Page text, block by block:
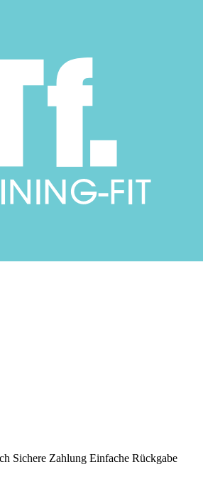
Sichere Zahlung Einfache Rückgabe